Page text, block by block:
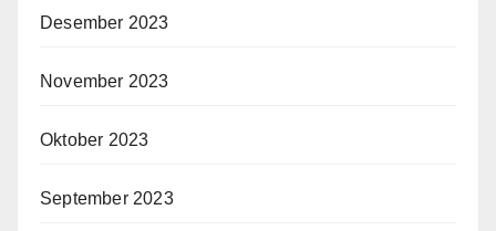
Desember 2023
November 2023
Oktober 2023
September 2023